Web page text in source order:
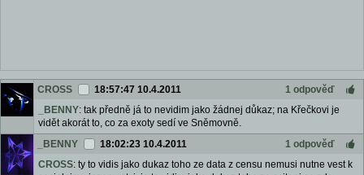
CROSS 18:57:47 10.4.2011
1 odpověď
_BENNY: tak předně já to nevidim jako žádnej důkaz; na Křečkovi je
vidět akorát to, co za exoty sedí ve Sněmovně.
_BENNY
18:02:23 10.4.2011
1 odpověď
CROSS: ty to vidis jako dukaz toho ze data z censu nemusi nutne vest k